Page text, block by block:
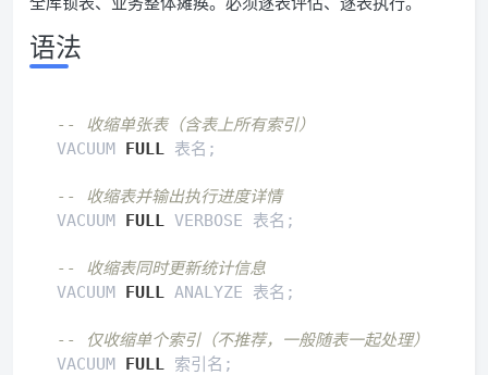
语法
-- 收缩单张表（含表上所有索引）
VACUUM FULL 表名;
-- 收缩表并输出执行进度详情
VACUUM FULL VERBOSE 表名;
-- 收缩表同时更新统计信息
VACUUM FULL ANALYZE 表名;
-- 仅收缩单个索引（不推荐，一般随表一起处理）
VACUUM FULL 索引名;